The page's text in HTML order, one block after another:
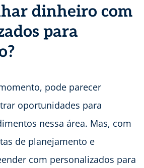
dinheiro com
para
pode parecer
oportunidades para
nessa área. Mas, com
de planejamento e
com personalizados para